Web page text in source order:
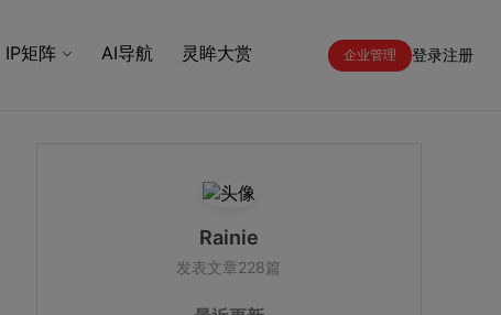
IP矩阵 AI导航 灵眸大赏 企业管理 登录注册
Rainie
发表文章228篇